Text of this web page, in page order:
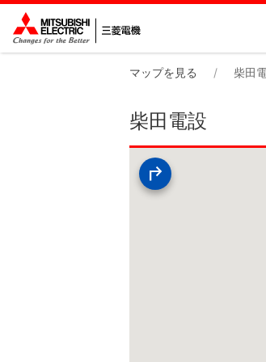
マップを見る 柴田
柴田電設